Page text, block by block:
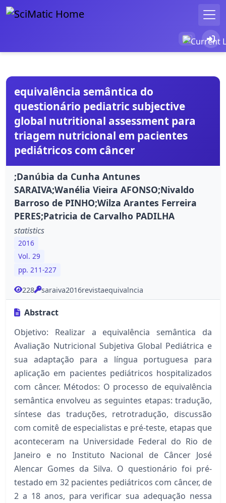
equivalência semântica do
questionário pediatric subjective
global nutritional assessment para
triagem nutricional em pacientes
pediátricos com câncer
;Danúbia da Cunha Antunes
SARAIVA;Wanélia Vieira AFONSO;Nivaldo
Barroso de PINHO;Wilza Arantes Ferreira
PERES;Patricia de Carvalho PADILHA
statistics
2016
Vol. 29
pp. 211-227
228 saraiva2016revistaequivalncia
Abstract
Objetivo: Realizar a equivalência semântica da
Avaliação Nutricional Subjetiva Global Pediátrica e
sua adaptação para a língua portuguesa para
aplicação em pacientes pediátricos hospitalizados
com câncer. Métodos: O processo de equivalência
semântica envolveu as seguintes etapas: tradução,
síntese das traduções, retrotradução, discussão
com comitê de especialistas e pré-teste, etapas que
aconteceram na Universidade Federal do Rio de
Janeiro e no Instituto Nacional de Câncer José
Alencar Gomes da Silva. O questionário foi pré-
testado em 32 pacientes pediátricos com câncer, de
2 a 18 anos, para verificar sua adequação nessa